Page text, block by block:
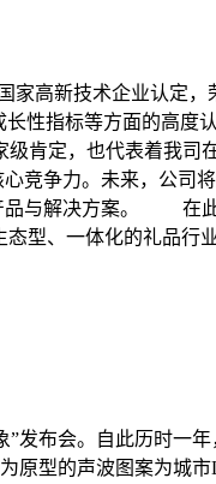
高新技术企业认定，
性指标等方面的高度
肯定，也代表着我司
争力。未来，公司
品与解决方案。 在
型、一体化的礼品行
发布会。自此历时一
型的声波图案为城市